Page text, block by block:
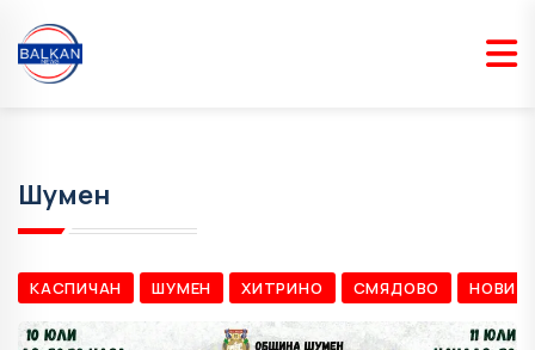
Шумен
КАСПИЧАН ШУМЕН ХИТРИНО СМЯДОВО НОВИ